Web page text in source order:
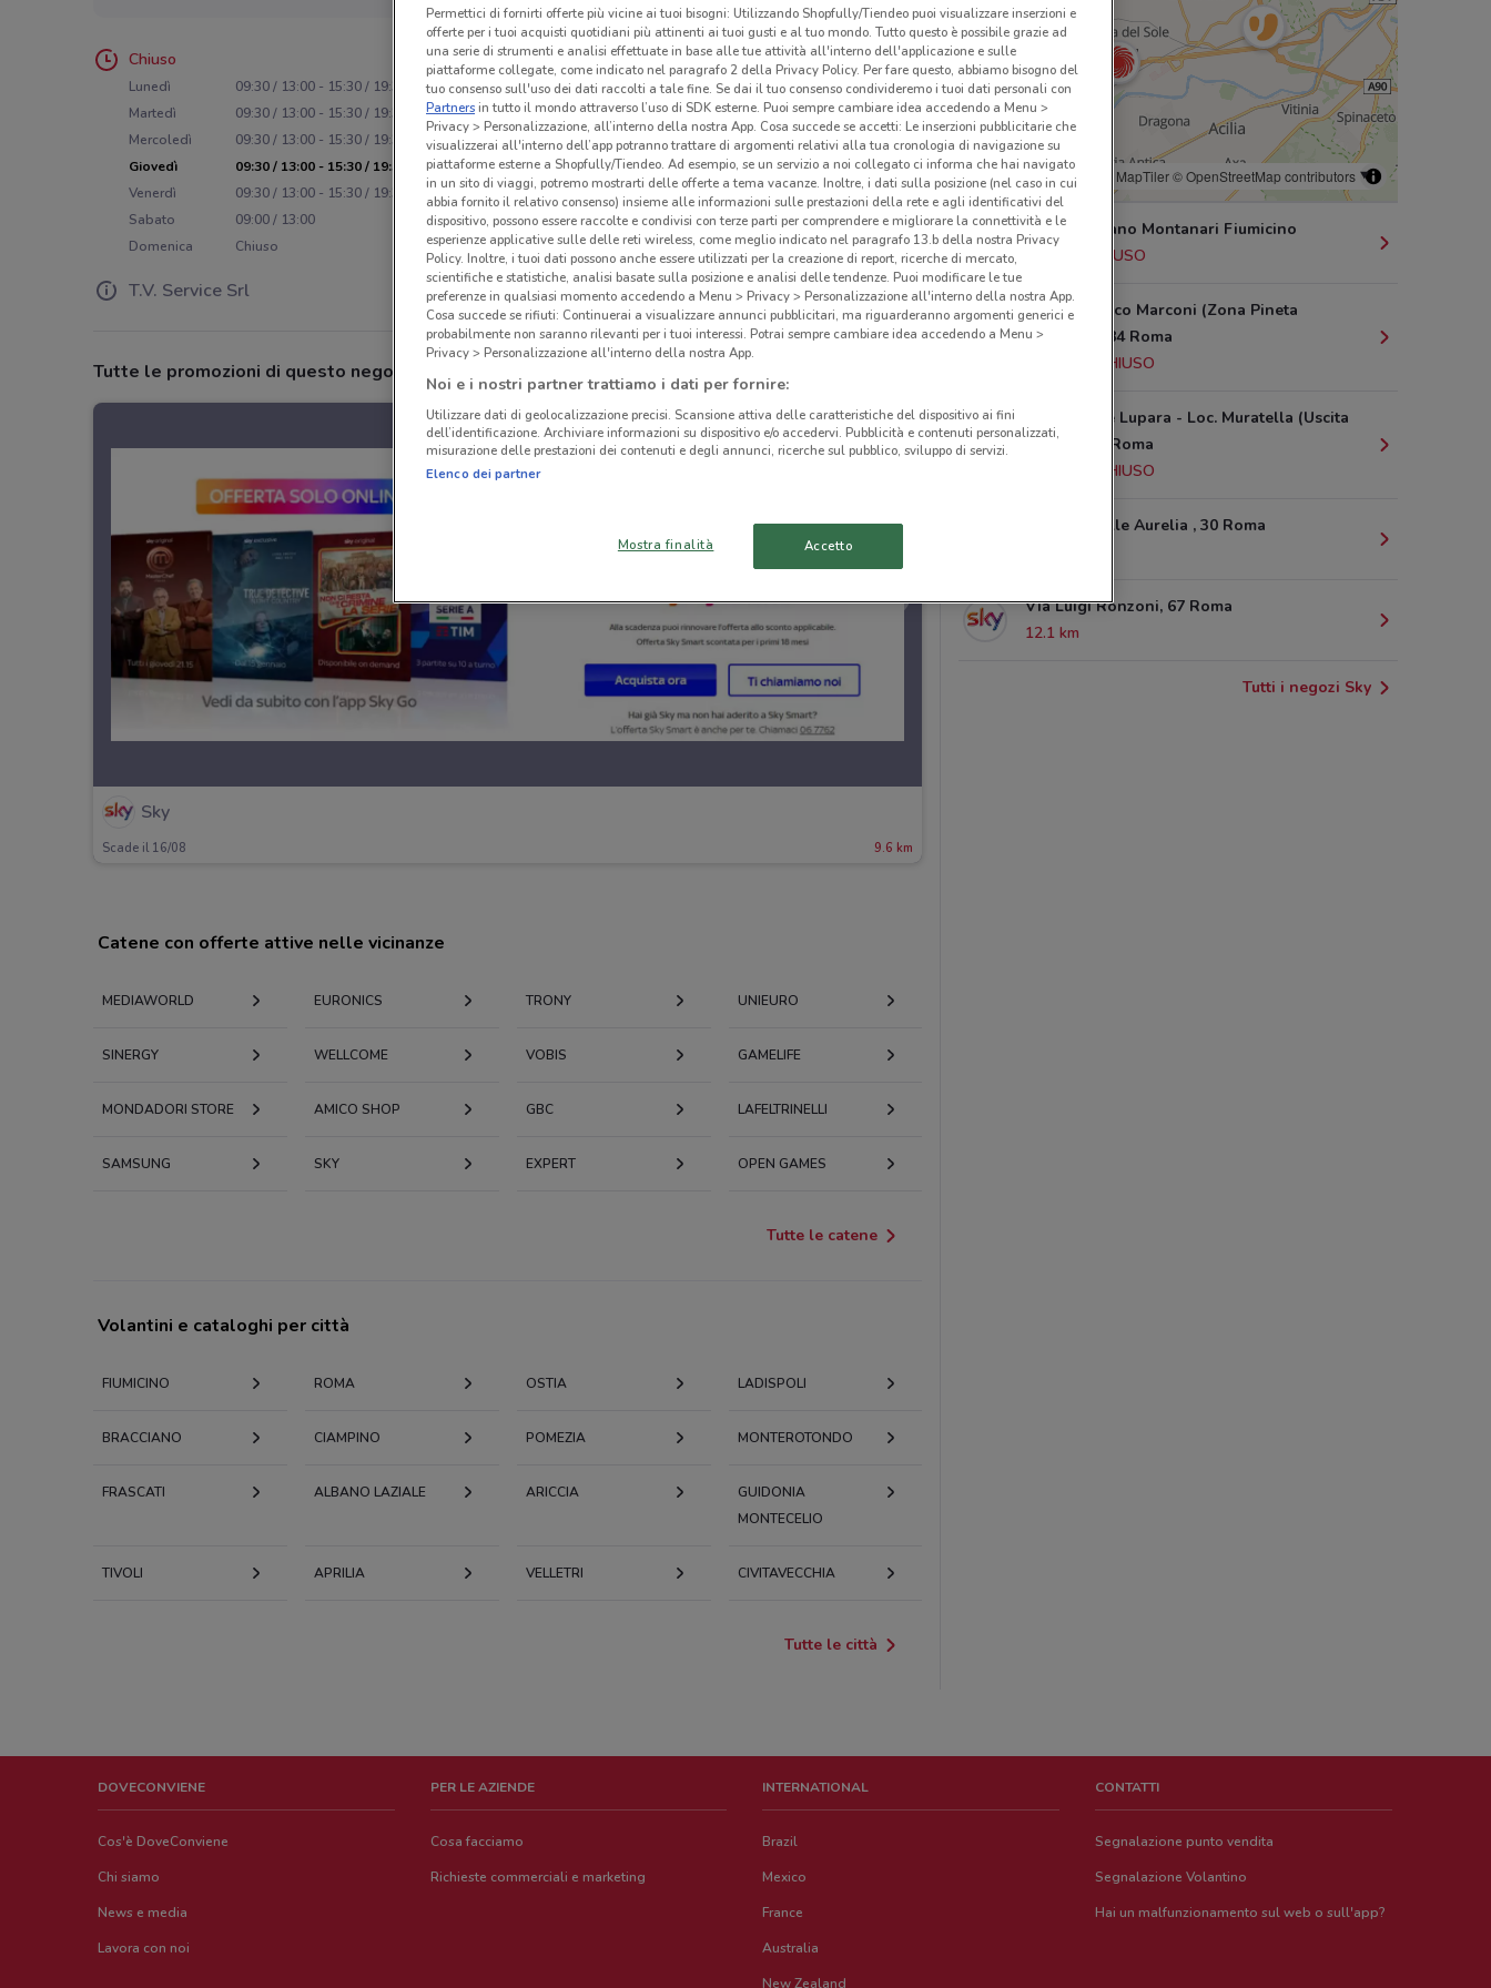
Chiuso
Lunedì
09:30 / 13:00 - 15:30 / 19:30
Martedì
09:30 / 13:00 - 15:30 / 19:30
Mercoledì
09:30 / 13:00 - 15:30 / 19:30
Giovedì
09:30 / 13:00 - 15:30 / 19:30
Venerdì
09:30 / 13:00 - 15:30 / 19:30
Sabato
09:00 / 13:00
Domenica
Chiuso
T.V. Service Srl
Tutte le promozioni di questo negozio
Sky
Scade il 16/08 9.6 km
© MapTiler© OpenStreetMap contributors
Via Geminiano Montanari Fiumicino
CHIUSO
Via Francesco Marconi (Zona Pineta
Sacchetti), 84 Roma
CHIUSO
Via Di Valle Lupara - Loc. Muratella (Uscita
31 Gra), 10 Roma
CHIUSO
Viale Di Valle Aurelia , 30 Roma
Via Luigi Ronzoni, 67 Roma
12.1 km
Tutti i negozi Sky
Catene con offerte attive nelle vicinanze
MEDIAWORLD EURONICS TRONY UNIEURO
SINERGY WELLCOME VOBIS GAMELIFE
MONDADORI STORE AMICO SHOP GBC LAFELTRINELLI
SAMSUNG SKY EXPERT OPEN GAMES
Tutte le catene
Volantini e cataloghi per città
FIUMICINO ROMA OSTIA LADISPOLI
BRACCIANO CIAMPINO POMEZIA MONTEROTONDO
FRASCATI ALBANO LAZIALE ARICCIA
GUIDONIA
MONTECELIO
TIVOLI APRILIA VELLETRI CIVITAVECCHIA
Tutte le città
DOVECONVIENE
Cos'è DoveConviene
Chi siamo
News e media
Lavora con noi
PER LE AZIENDE
Cosa facciamo
Richieste commerciali e marketing
INTERNATIONAL
Brazil
Mexico
France
Australia
New Zealand
CONTATTI
Segnalazione punto vendita
Segnalazione Volantino
Hai un malfunzionamento sul web o sull'app?
Permettici di fornirti offerte più vicine ai tuoi bisogni: Utilizzando Shopfully/Tiendeo puoi visualizzare inserzioni e
offerte per i tuoi acquisti quotidiani più attinenti ai tuoi gusti e al tuo mondo. Tutto questo è possibile grazie ad
una serie di strumenti e analisi effettuate in base alle tue attività all'interno dell'applicazione e sulle
piattaforme collegate, come indicato nel paragrafo 2 della Privacy Policy. Per fare questo, abbiamo bisogno del
tuo consenso sull'uso dei dati raccolti a tale fine. Se dai il tuo consenso condivideremo i tuoi dati personali con
Partnersin tutto il mondo attraverso l’uso di SDK esterne. Puoi sempre cambiare idea accedendo a Menu >
Privacy > Personalizzazione, all’interno della nostra App. Cosa succede se accetti: Le inserzioni pubblicitarie che
visualizzerai all'interno dell’app potranno trattare di argomenti relativi alla tua cronologia di navigazione su
piattaforme esterne a Shopfully/Tiendeo. Ad esempio, se un servizio a noi collegato ci informa che hai navigato
in un sito di viaggi, potremo mostrarti delle offerte a tema vacanze. Inoltre, i dati sulla posizione (nel caso in cui
abbia fornito il relativo consenso) insieme alle informazioni sulle prestazioni della rete e agli identificativi del
dispositivo, possono essere raccolte e condivisi con terze parti per comprendere e migliorare la connettività e le
esperienze applicative sulle delle reti wireless, come meglio indicato nel paragrafo 13.b della nostra Privacy
Policy. Inoltre, i tuoi dati possono anche essere utilizzati per la creazione di report, ricerche di mercato,
scientifiche e statistiche, analisi basate sulla posizione e analisi delle tendenze. Puoi modificare le tue
preferenze in qualsiasi momento accedendo a Menu > Privacy > Personalizzazione all'interno della nostra App.
Cosa succede se rifiuti: Continuerai a visualizzare annunci pubblicitari, ma riguarderanno argomenti generici e
probabilmente non saranno rilevanti per i tuoi interessi. Potrai sempre cambiare idea accedendo a Menu >
Privacy > Personalizzazione all'interno della nostra App.
Noi e i nostri partner trattiamo i dati per fornire:
Utilizzare dati di geolocalizzazione precisi. Scansione attiva delle caratteristiche del dispositivo ai fini
dell’identificazione. Archiviare informazioni su dispositivo e/o accedervi. Pubblicità e contenuti personalizzati,
misurazione delle prestazioni dei contenuti e degli annunci, ricerche sul pubblico, sviluppo di servizi.
Elenco dei partner
Mostra finalità Accetto